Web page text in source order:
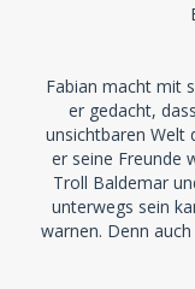
Fabian macht mit
er gedacht,
unsichtbaren Welt
er seine Freunde
Troll Baldemar
unterwegs sein
warnen. Denn